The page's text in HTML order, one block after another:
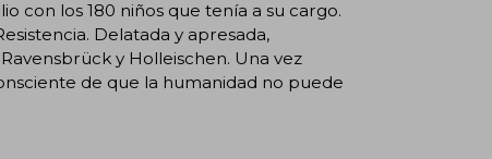
con los 180 niños que tenía a su cargo.
Delatada y apresada,
y Holleischen. Una vez
de que la humanidad no puede